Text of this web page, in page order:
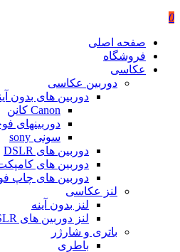
0
صفحه اصلی
فروشگاه
عکاسی
دوربین عکاسی
دوربین های بدون
Canon کانن
دوربینهای
سونی sony
دوربین های DSLR
دوربین های
دوربین های چاپ
لنز عکاسی
لنز بدون آینه
لنز دوربین های DSLR
باتری و شارژر
باطری